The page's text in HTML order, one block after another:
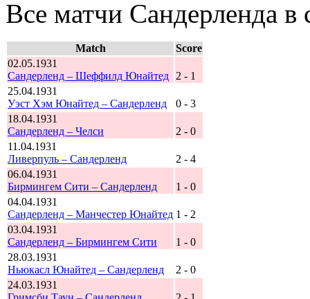
Все матчи Сандерленда в
Match
Score
02.05.1931
Сандерленд – Шеффилд Юнайтед
2 - 1
25.04.1931
Уэст Хэм Юнайтед – Сандерленд
0 - 3
18.04.1931
Сандерленд – Челси
2 - 0
11.04.1931
Ливерпуль – Сандерленд
2 - 4
06.04.1931
Бирмингем Сити – Сандерленд
1 - 0
04.04.1931
Сандерленд – Манчестер Юнайтед 1 - 2
03.04.1931
Сандерленд – Бирмингем Сити
1 - 0
28.03.1931
Ньюкасл Юнайтед – Сандерленд
2 - 0
24.03.1931